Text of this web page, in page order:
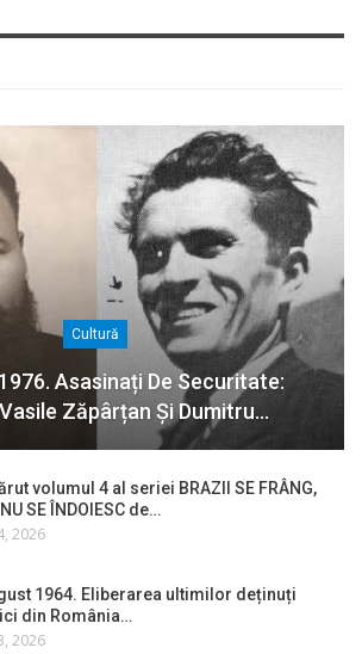
Cultură
Asasinați De Securitate:
Zăpârțan Și Dumitru…
volumul 4 al seriei BRAZII SE FRÂNG,
SE ÎNDOIESC de…
2026
1964. Eliberarea ultimilor deținuți
din România…
2026